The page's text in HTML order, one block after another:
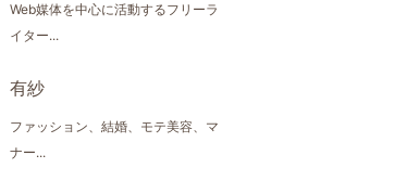
Web媒体を中心に活動するフリーラ
イター...
有紗
ファッション、結婚、モテ美容、マ
ナー...